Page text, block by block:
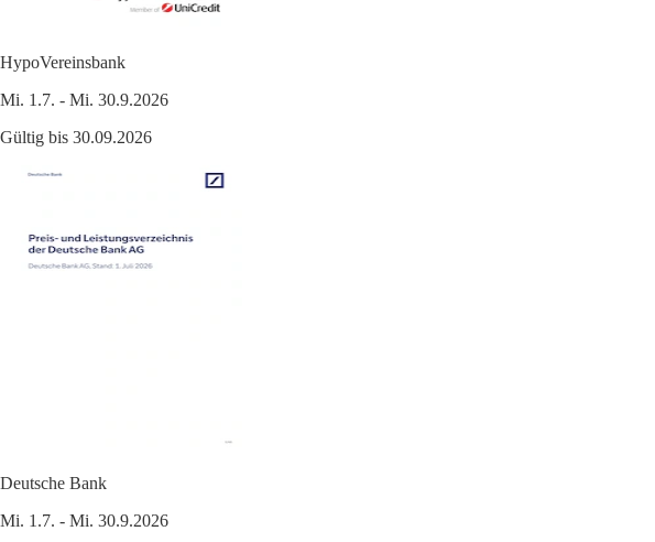
HypoVereinsbank
Mi. 1.7. - Mi. 30.9.2026
Gültig bis 30.09.2026
Deutsche Bank
Mi. 1.7. - Mi. 30.9.2026